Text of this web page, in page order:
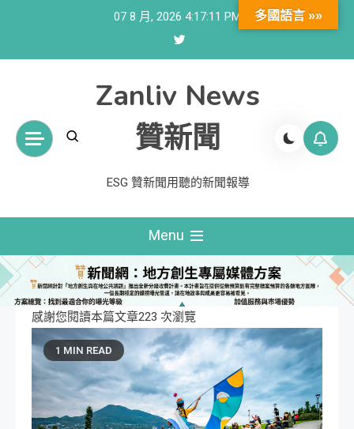
07 8 月, 2026 4:17:12 PM
Zanliv News
贊新聞
ESG 贊新聞用聽的新聞報導
Menu
感謝您閱讀本篇文章223 次瀏覽
1 MIN READ
多國語言 »»